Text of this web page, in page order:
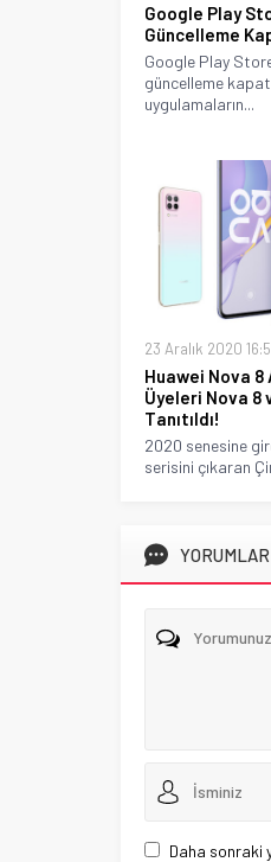
Google Play
Güncelleme
Google Play
güncelleme
uygulamaların...
23 Aralık 2020
Huawei Nova 8
Üyeleri Nova 8
Tanıtıldı!
2020 senesine
serisini çıkaran
YORUMLAR
Daha sonraki